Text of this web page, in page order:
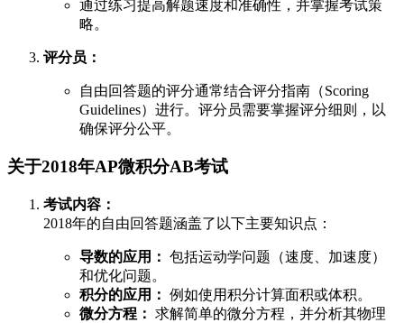
通过练习提高解题速度和准确性，并掌握考试策
略。
评分员：
自由回答题的评分通常结合评分指南（Scoring
Guidelines）进行。评分员需要掌握评分细则，以
确保评分公平。
关于2018年AP微积分AB考试
考试内容：
2018年的自由回答题涵盖了以下主要知识点：
导数的应用： 包括运动学问题（速度、加速度）
和优化问题。
积分的应用： 例如使用积分计算面积或体积。
微分方程： 求解简单的微分方程，并分析其物理